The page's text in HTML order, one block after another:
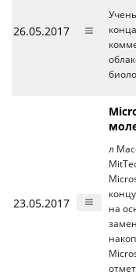
26.05.2017
23.05.2017
л
на